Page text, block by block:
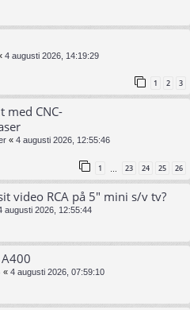
4 augusti 2026, 14:19:29
1 2 3
med CNC-
« 4 augusti 2026, 12:55:46
1 23 24 25 26
video RCA på 5" mini s/v tv?
augusti 2026, 12:55:44
« 4 augusti 2026, 07:59:10